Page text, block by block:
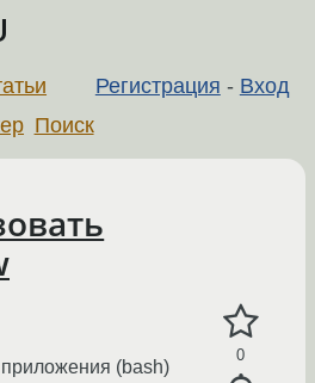
Регистрация - Вход
Поиск
0
(bash)